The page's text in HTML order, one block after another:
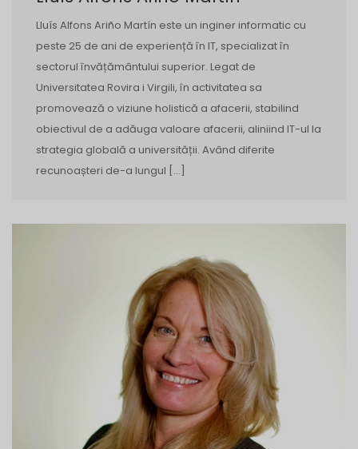
Lluís Alfons Ariño Martín este un inginer informatic cu
peste 25 de ani de experiență în IT, specializat în
sectorul învățământului superior. Legat de
Universitatea Rovira i Virgili, în activitatea sa
promovează o viziune holistică a afacerii, stabilind
obiectivul de a adăuga valoare afacerii, aliniind IT-ul la
strategia globală a universității. Având diferite
recunoașteri de-a lungul […]